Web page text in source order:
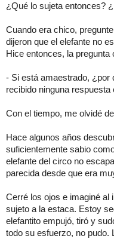
¿Qué lo sujeta entonces?
Cuando era chico,
dijeron que el elefante no
Hice entonces, la
- Si está amaestrado, ¿por
recibido ninguna respuesta
Con el tiempo, me olvidé
Hace algunos años
suficientemente sabio
elefante del circo no
parecida desde que era
Cerré los ojos e imaginé al
sujeto a la estaca. Estoy
elefantito empujó, tiró y
todo su esfuerzo, no pudo.